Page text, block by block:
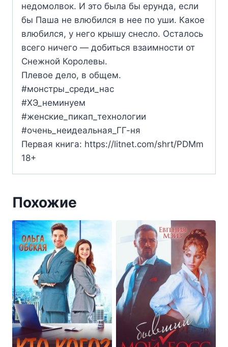
недомолвок. И это была бы ерунда, если
бы Паша не влюбился в нее по уши. Какое
влюбился, у него крышу снесло. Осталось
всего ничего — добиться взаимности от
Снежной Королевы.
Плевое дело, в общем.
#монстры_среди_нас
#ХЭ_неминуем
#женские_пикап_технологии
#очень_неидеальная_ГГ-ня
Первая книга: https://litnet.com/shrt/PDMm
18+
Похожие